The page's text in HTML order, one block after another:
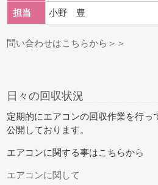
担当 小野 豊
問い合わせはこちらから＞＞
日々の回収状況
定期的にエアコンの回収作業を行っ
公開しております。
エアコンに関する事はこちらから
エアコンに関して